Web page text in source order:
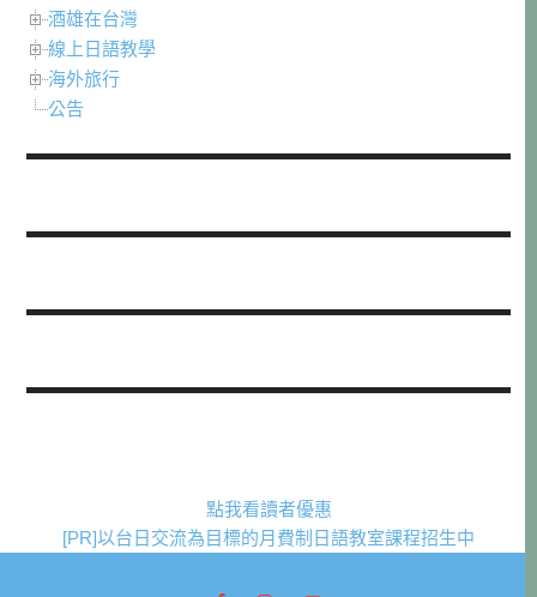
酒雄在台灣
線上日語教學
海外旅行
公告
點我看讀者優惠
[PR]以台日交流為目標的月費制日語教室課程招生中